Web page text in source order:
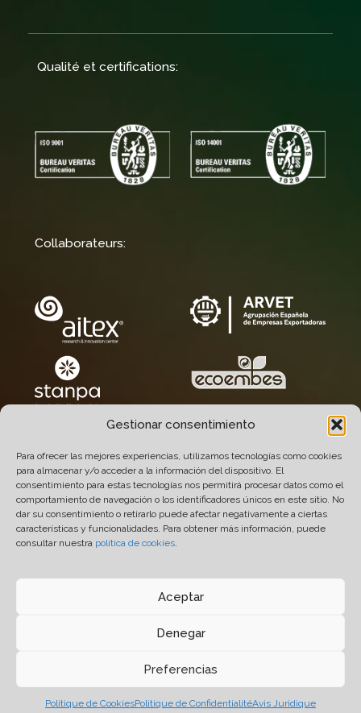
Gestionar consentimiento
Para ofrecer las mejores experiencias, utilizamos tecnologías como cookies
para almacenar y/o acceder a la información del dispositivo. El
consentimiento para estas tecnologías nos permitirá procesar datos como el
comportamiento de navegación o los identificadores únicos en este sitio. No
dar su consentimiento o retirarlo puede afectar negativamente a ciertas
características y funcionalidades. Para obtener más información, puede
consultar nuestra política de cookies.
Aceptar
Denegar
Preferencias
Politique de CookiesPolitique de ConfidentialitéAvis Juridique
Qualité et certifications:
Collaborateurs:
- Développement et Hébergement
Prodigitel
Politique de Confidentialité
Environnement